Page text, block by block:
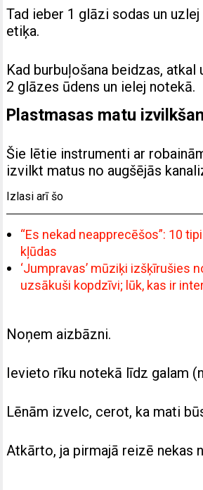
Tad ieber 1 glāzi sodas un
etiķa.
Kad burbuļošana beidzas, atkal
2 glāzes ūdens un ielej notekā.
Plastmasas matu
Šie lētie instrumenti ar
izvilkt matus no augšējās
Izlasi arī šo
“Es nekad neapprecēšos”: 10
kļūdas
‘Jumpravas’ mūziķi izšķīrušies
uzsākuši kopdzīvi; lūk, kas ir
Noņem aizbāzni.
Ievieto rīku notekā līdz galam
Lēnām izvelc, cerot, ka mati
Atkārto, ja pirmajā reizē nekas